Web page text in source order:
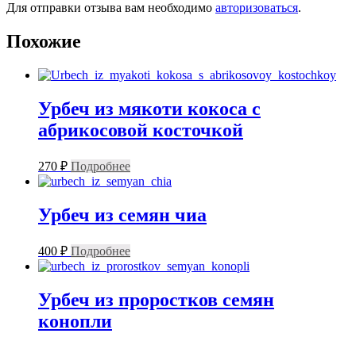
Для отправки отзыва вам необходимо авторизоваться.
Похожие
Урбеч из мякоти кокоса с
абрикосовой косточкой
270 ₽ Подробнее
Урбеч из семян чиа
400 ₽ Подробнее
Урбеч из проростков семян
конопли